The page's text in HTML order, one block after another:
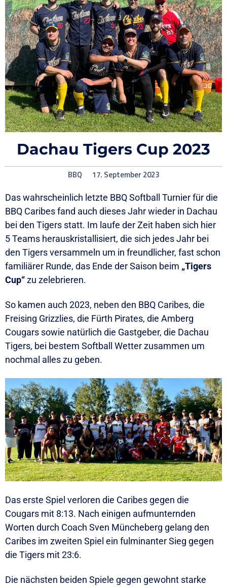
Dachau Tigers Cup 2023
BBQ 17. September 2023
Das wahrscheinlich letzte BBQ Softball Turnier für die
BBQ Caribes fand auch dieses Jahr wieder in Dachau
bei den Tigers statt. Im laufe der Zeit haben sich hier
5 Teams herauskristallisiert, die sich jedes Jahr bei
den Tigers versammeln um in freundlicher, fast schon
familiärer Runde, das Ende der Saison beim „Tigers
Cup“zu zelebrieren.
So kamen auch 2023, neben den BBQ Caribes, die
Freising Grizzlies, die Fürth Pirates, die Amberg
Cougars sowie natürlich die Gastgeber, die Dachau
Tigers, bei bestem Softball Wetter zusammen um
nochmal alles zu geben.
Das erste Spiel verloren die Caribes gegen die
Cougars mit 8:13. Nach einigen aufmunternden
Worten durch Coach Sven Müncheberg gelang den
Caribes im zweiten Spiel ein fulminanter Sieg gegen
die Tigers mit 23:6.
Die nächsten beiden Spiele gegen gewohnt starke